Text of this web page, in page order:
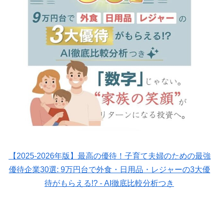
【2025-2026年版】最高の優待！子育て夫婦のための最強
優待企業30選: 9万円台で外食・日用品・レジャーの3大優
待がもらえる!? - AI徹底比較分析つき